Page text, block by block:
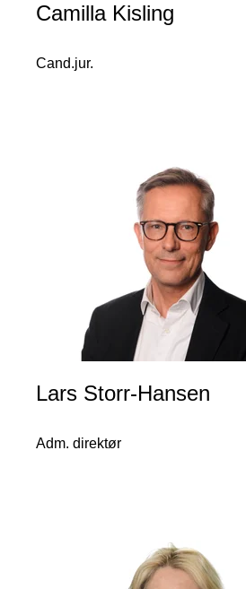
Camilla Kisling
Cand.jur.
Lars Storr-Hansen
Adm. direktør